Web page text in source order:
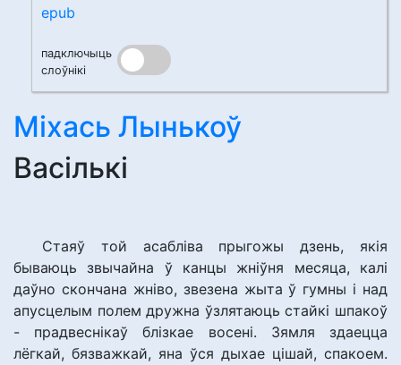
epub
падключыць
слоўнікі
Міхась Лынькоў
Васількі
Стаяў той асабліва прыгожы дзень, якія
бываюць звычайна ў канцы жніўня месяца, калі
даўно скончана жніво, звезена жыта ў гумны і над
апусцелым полем дружна ўзлятаюць стайкі шпакоў
- прадвеснікаў блізкае восені. Зямля здаецца
лёгкай, бязважкай, яна ўся дыхае цішай, спакоем.